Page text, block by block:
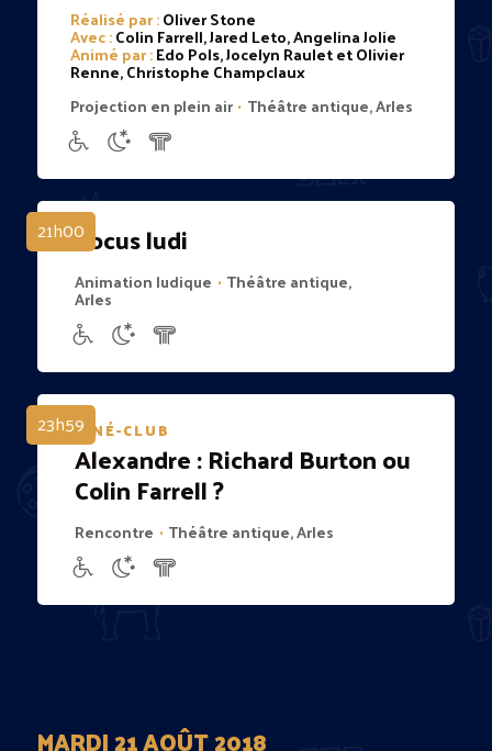
Réalisé par :Oliver Stone
Avec :Colin Farrell, Jared Leto, Angelina Jolie
Animé par :Edo Pols, Jocelyn Raulet et Olivier
Renne, Christophe Champclaux
Projection en plein air • Théâtre antique, Arles
21h00Locus ludi
Animation ludique • Théâtre antique,
Arles
23h59CINÉ-CLUB
Alexandre : Richard Burton ou
Colin Farrell ?
Rencontre • Théâtre antique, Arles
MARDI 21 AOÛT 2018